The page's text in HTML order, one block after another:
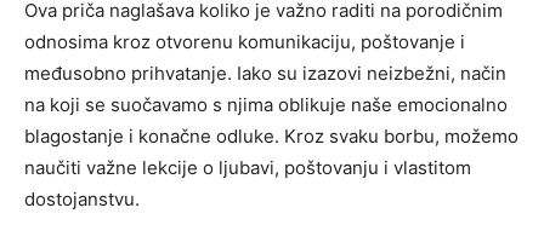
Ova priča naglašava koliko je važno raditi na porodičnim
odnosima kroz otvorenu komunikaciju, poštovanje i
međusobno prihvatanje. Iako su izazovi neizbežni, način
na koji se suočavamo s njima oblikuje naše emocionalno
blagostanje i konačne odluke. Kroz svaku borbu, možemo
naučiti važne lekcije o ljubavi, poštovanju i vlastitom
dostojanstvu.